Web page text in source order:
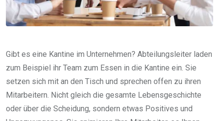
Gibt es eine Kantine im Unternehmen? Abteilungsleiter laden
zum Beispiel ihr Team zum Essen in die Kantine ein. Sie
setzen sich mit an den Tisch und sprechen offen zu ihren
Mitarbeitern. Nicht gleich die gesamte Lebensgeschichte
oder über die Scheidung, sondern etwas Positives und